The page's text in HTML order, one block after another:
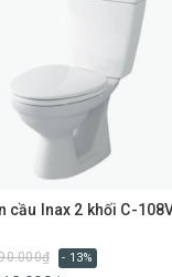
cầu Inax 2 khối C-
- 13%